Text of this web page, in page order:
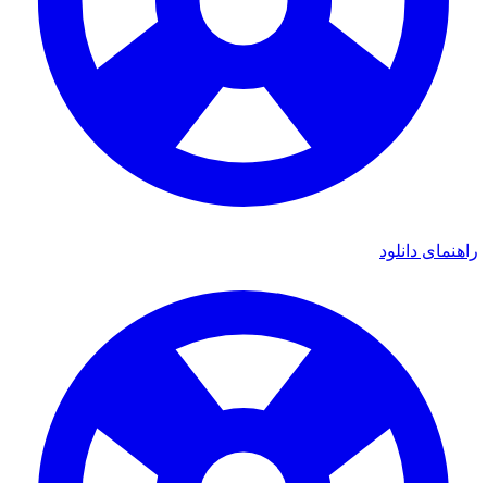
راهنمای دانلود